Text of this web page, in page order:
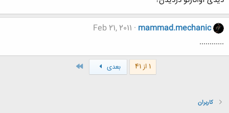
mammad.mechanic
Feb 21, 2011
............
1 از 41 بعدی
کاربران